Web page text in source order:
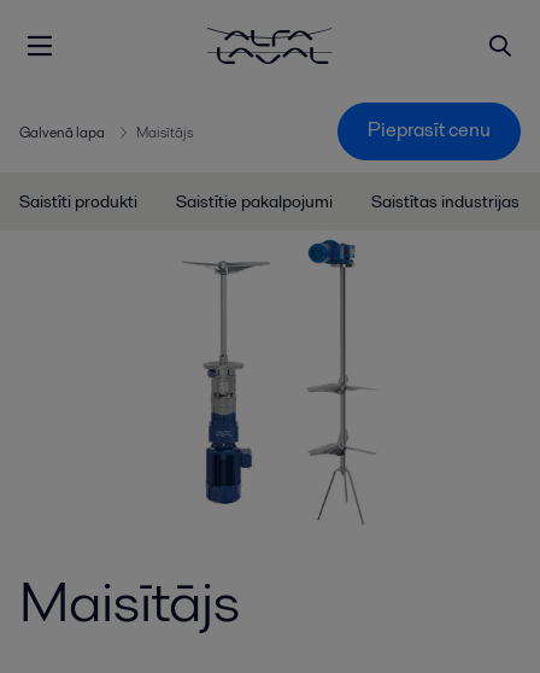
Galvenā lapa Maisītājs Pieprasīt cenu
Saistīti produkti Saistītie pakalpojumi Saistītas industrijas
Maisītājs